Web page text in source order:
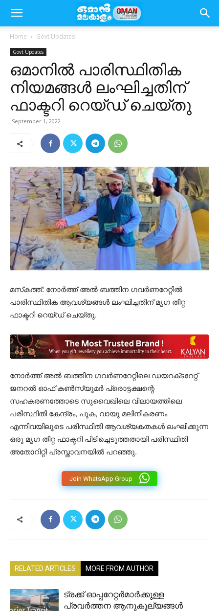
Home Govt Updates
Govt Updates
ഒമാനിൽ പാരിസ്ഥിതിക
നിയമങ്ങൾ ലംഘിച്ചതിന്
ഫാക്ടറി റെയ്ഡ് ചെയ്തു
September 1, 2022
മസ്‌കത്ത്: നോർത്ത് അൽ ബത്തിന ഗവർണറേറ്റിൽ
പാരിസ്ഥിതിക ആവശ്യങ്ങൾ ലംഘിച്ചതിന് മൃഗ തീറ്റ
ഫാക്ടറി റെയ്ഡ് ചെയ്തു.
നോർത്ത് അൽ ബത്തിന ഗവർണറേറ്റിലെ ഡയറക്‌ടറേറ്റ്
ജനറൽ ഓഫ് കൺസ്യൂമർ പ്രൊട്ടക്ഷന്റെ
സഹകരണത്തോടെ സുവൈഖിലെ വിലായത്തിലെ
പരിസ്ഥിതി കേന്ദ്രം, പുക, വായു മലിനീകരണം
എന്നിവയിലൂടെ പരിസ്ഥിതി ആവശ്യകതകൾ ലംഘിക്കുന്ന
ഒരു മൃഗ തീറ്റ ഫാക്ടറി പിടിച്ചെടുത്തതായി പരിസ്ഥിതി
അതോറിറ്റി പ്രസ്താവനയിൽ പറഞ്ഞു.
Join WhatsApp Group
RELATED ARTICLES MORE FROM AUTHOR
ട്രക്ക് ഓപ്പറേറ്റർമാർക്കുള്ള
പ്രവർത്തന ആനുകൂല്യങ്ങൾ